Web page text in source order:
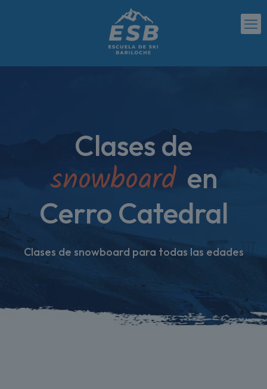
Clases de
snowboard en
Cerro Catedral
Clases de snowboard para todas las edades